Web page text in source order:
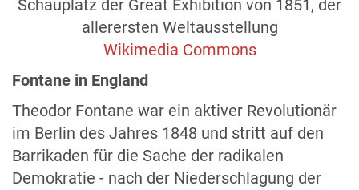
Schauplatz der Great Exhibition von 1851, der
allerersten Weltausstellung
Wikimedia Commons
Fontane in England
Theodor Fontane war ein aktiver Revolutionär
im Berlin des Jahres 1848 und stritt auf den
Barrikaden für die Sache der radikalen
Demokratie - nach der Niederschlagung der